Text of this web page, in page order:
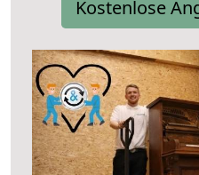
Kostenlose